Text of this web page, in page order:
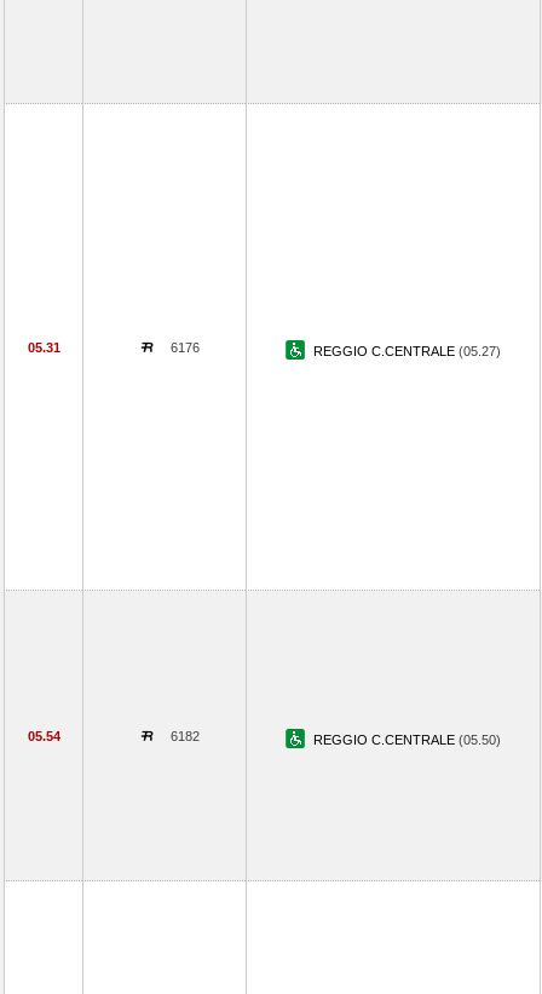
05.31 6176 REGGIO C.CENTRALE (05.27)
05.54 6182 REGGIO C.CENTRALE (05.50)